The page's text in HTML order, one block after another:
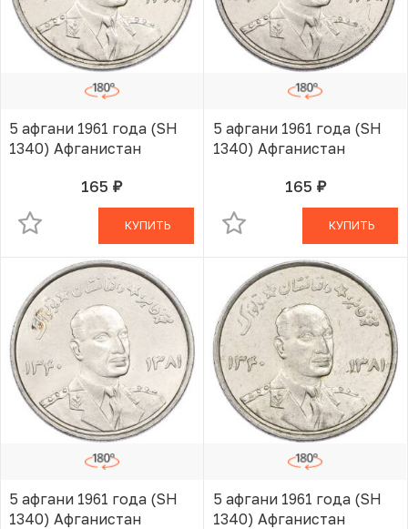
5 афгани 1961 года (SH
1340) Афганистан
165 руб.В КОРЗИНЕ
КУПИТЬ
5 афгани 1961 года (SH
1340) Афганистан
165 руб.В КОРЗИНЕ
КУПИТЬ
5 афгани 1961 года (SH
1340) Афганистан
5 афгани 1961 года (SH
1340) Афганистан